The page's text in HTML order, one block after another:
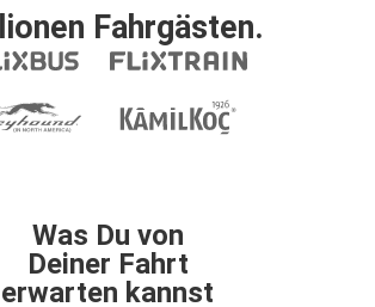
Fahrgästen.
Was Du von
Deiner Fahrt
erwarten kannst